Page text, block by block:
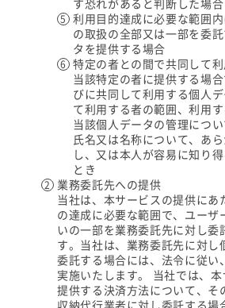
す恐れがあると判断した場合
利用目的達成に必要な範囲
の取扱の全部又は一部を委
タを提供する場合
特定の者との間で共同して
当該特定の者に提供する場
びに共同して利用する個人
て利用する者の範囲、利用
当該個人データの管理につ
氏名又は名称について、あ
し、又は本人が容易に知り
とき
業務委託先への提供
当社は、本サービスの提供にあ
の達成に必要な範囲で、ユーザ
いの一部を業務委託先に対し委
す。当社は、業務委託先に対し
委託する場合には、法令に従い
実施いたします。 当社では、
提供する決済方法について、そ
収納代行業者に対し委託する場